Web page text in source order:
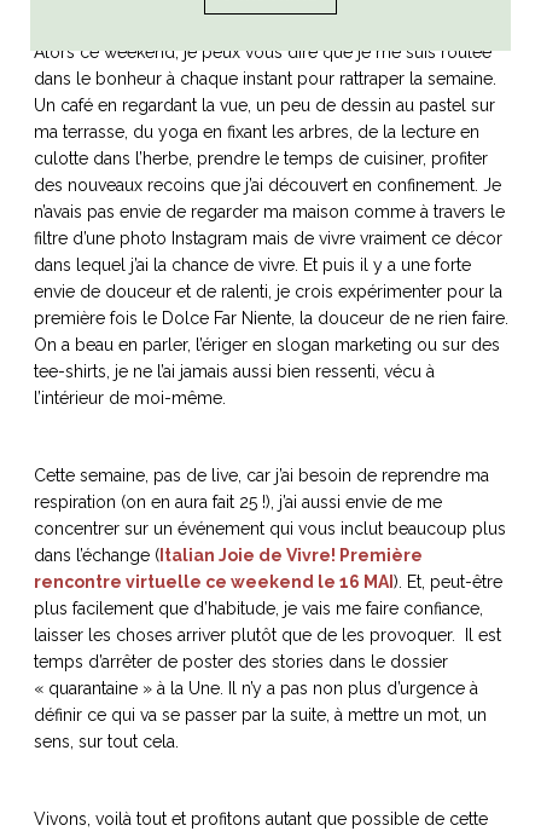
Alors ce weekend, je peux vous dire que je me suis roulée
dans le bonheur à chaque instant pour rattraper la semaine.
Un café en regardant la vue, un peu de dessin au pastel sur
ma terrasse, du yoga en fixant les arbres, de la lecture en
culotte dans l’herbe, prendre le temps de cuisiner, profiter
des nouveaux recoins que j’ai découvert en confinement. Je
n’avais pas envie de regarder ma maison comme à travers le
filtre d’une photo Instagram mais de vivre vraiment ce décor
dans lequel j’ai la chance de vivre. Et puis il y a une forte
envie de douceur et de ralenti, je crois expérimenter pour la
première fois le Dolce Far Niente, la douceur de ne rien faire.
On a beau en parler, l’ériger en slogan marketing ou sur des
tee-shirts, je ne l’ai jamais aussi bien ressenti, vécu à
l’intérieur de moi-même.
Cette semaine, pas de live, car j’ai besoin de reprendre ma
respiration (on en aura fait 25 !), j’ai aussi envie de me
concentrer sur un événement qui vous inclut beaucoup plus
dans l’échange (Italian Joie de Vivre! Première
rencontre virtuelle ce weekend le 16 MAI ). Et, peut-être
plus facilement que d’habitude, je vais me faire confiance,
laisser les choses arriver plutôt que de les provoquer. Il est
temps d’arrêter de poster des stories dans le dossier
« quarantaine » à la Une. Il n’y a pas non plus d’urgence à
définir ce qui va se passer par la suite, à mettre un mot, un
sens, sur tout cela.
Vivons, voilà tout et profitons autant que possible de cette